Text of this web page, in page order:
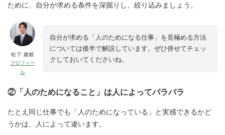
ために、自分が求める条件を深掘りし、絞り込みましょう。
松下 建都
プロフィー
ル
自分が求める「人のためになる仕事」を見極める方法
については後半で解説しています。ぜひ併せてチェッ
クしておいてくださいね。
②「人のためになること」は人によってバラバラ
たとえ同じ仕事でも「人のためになっている」と実感できるかど
うかは、人によって違います。